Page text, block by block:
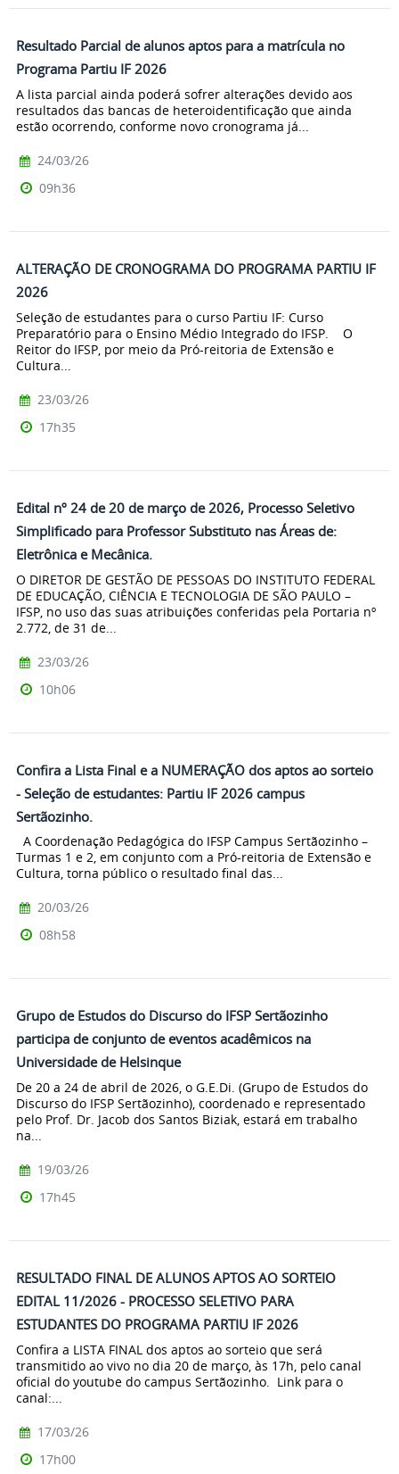
Resultado Parcial de alunos aptos para a matrícula no
Programa Partiu IF 2026
A lista parcial ainda poderá sofrer alterações devido aos
resultados das bancas de heteroidentificação que ainda
estão ocorrendo, conforme novo cronograma já...
24/03/26
09h36
ALTERAÇÃO DE CRONOGRAMA DO PROGRAMA PARTIU IF
2026
Seleção de estudantes para o curso Partiu IF: Curso
Preparatório para o Ensino Médio Integrado do IFSP. O
Reitor do IFSP, por meio da Pró-reitoria de Extensão e
Cultura...
23/03/26
17h35
Edital nº 24 de 20 de março de 2026, Processo Seletivo
Simplificado para Professor Substituto nas Áreas de:
Eletrônica e Mecânica.
O DIRETOR DE GESTÃO DE PESSOAS DO INSTITUTO FEDERAL
DE EDUCAÇÃO, CIÊNCIA E TECNOLOGIA DE SÃO PAULO –
IFSP, no uso das suas atribuições conferidas pela Portaria nº
2.772, de 31 de...
23/03/26
10h06
Confira a Lista Final e a NUMERAÇÃO dos aptos ao sorteio
- Seleção de estudantes: Partiu IF 2026 campus
Sertãozinho.
A Coordenação Pedagógica do IFSP Campus Sertãozinho –
Turmas 1 e 2, em conjunto com a Pró-reitoria de Extensão e
Cultura, torna público o resultado final das...
20/03/26
08h58
Grupo de Estudos do Discurso do IFSP Sertãozinho
participa de conjunto de eventos acadêmicos na
Universidade de Helsinque
De 20 a 24 de abril de 2026, o G.E.Di. (Grupo de Estudos do
Discurso do IFSP Sertãozinho), coordenado e representado
pelo Prof. Dr. Jacob dos Santos Biziak, estará em trabalho
na...
19/03/26
17h45
RESULTADO FINAL DE ALUNOS APTOS AO SORTEIO
EDITAL 11/2026 - PROCESSO SELETIVO PARA
ESTUDANTES DO PROGRAMA PARTIU IF 2026
Confira a LISTA FINAL dos aptos ao sorteio que será
transmitido ao vivo no dia 20 de março, às 17h, pelo canal
oficial do youtube do campus Sertãozinho. Link para o
canal:...
17/03/26
17h00